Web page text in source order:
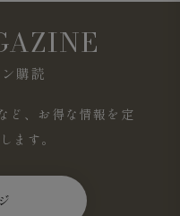
しにも自然に馴染み、軽
購読
ど、お得な情報を定
ます。